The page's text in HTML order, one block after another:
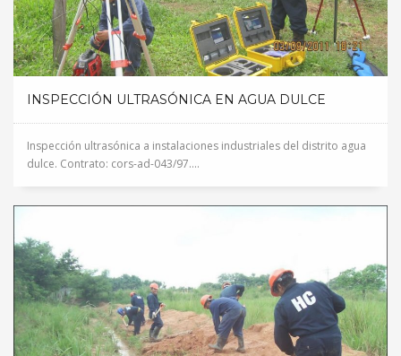
INSPECCIÓN ULTRASÓNICA EN AGUA DULCE
Inspección ultrasónica a instalaciones industriales del distrito agua
dulce. Contrato: cors-ad-043/97....